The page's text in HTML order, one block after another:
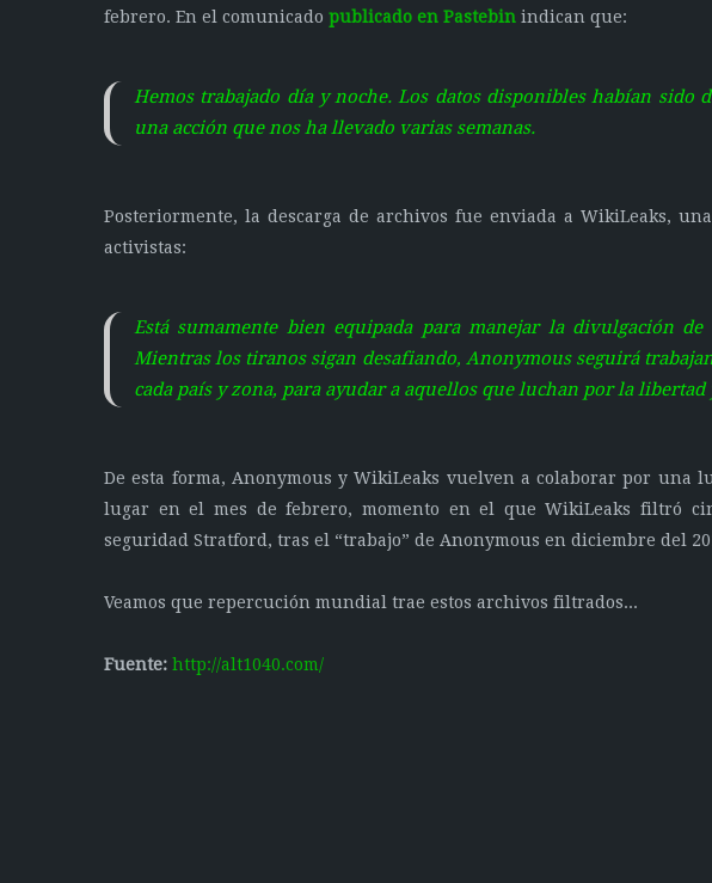
febrero. En el comunicado publicado en Pastebin indican que:
Hemos trabajado día y noche. Los datos disponibles habían sido
una acción que nos ha llevado varias semanas.
Posteriormente, la descarga de archivos fue enviada a WikiLeaks,
activistas:
Está sumamente bien equipada para manejar la divulgación de
Mientras los tiranos sigan desafiando, Anonymous seguirá
cada país y zona, para ayudar a aquellos que luchan por la libertad
De esta forma, Anonymous y WikiLeaks vuelven a colaborar por una
lugar en el mes de febrero, momento en el que WikiLeaks filtró
seguridad Stratford, tras el “trabajo” de Anonymous en diciembre del
Veamos que repercución mundial trae estos archivos filtrados...
Fuente: http://alt1040.com/